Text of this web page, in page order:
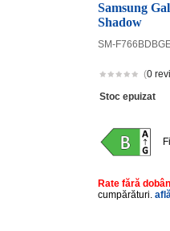
Samsung
Shadow
SM-
(0
Stoc epuizat
Rate fără
cumpărături.